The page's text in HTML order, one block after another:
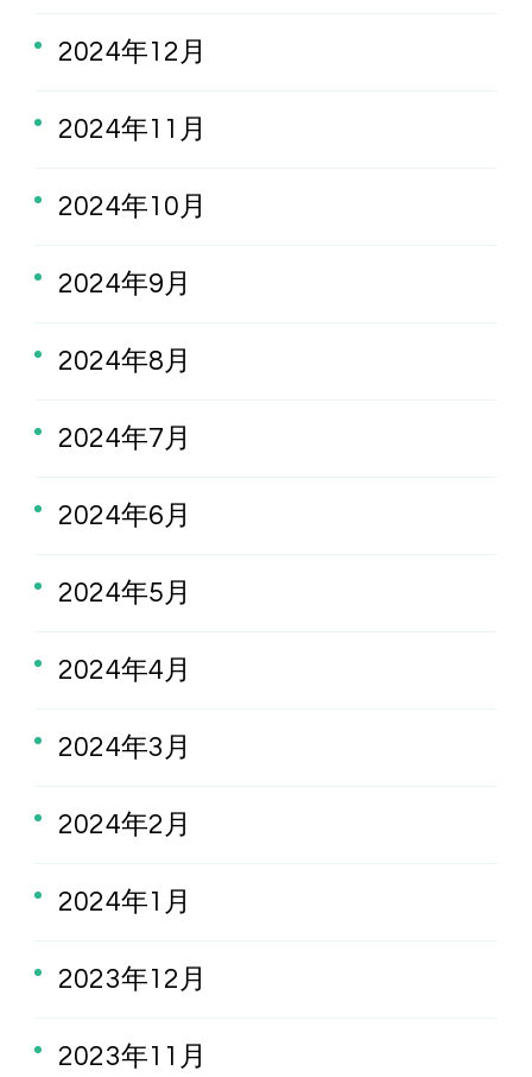
2024年12月
2024年11月
2024年10月
2024年9月
2024年8月
2024年7月
2024年6月
2024年5月
2024年4月
2024年3月
2024年2月
2024年1月
2023年12月
2023年11月